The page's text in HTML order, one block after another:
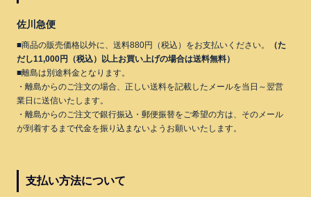
佐川急便
■商品の販売価格以外に、送料880円（税込）をお支払いください。
（た
だし11,000円（税込）以上お買い上げの場合は送料無料）
■離島は別途料金となります。
・離島からのご注文の場合、正しい送料を記載したメールを当日～翌営
業日に送信いたします。
・離島からのご注文で銀行振込・郵便振替をご希望の方は、そのメール
が到着するまで代金を振り込まないようお願いいたします。
支払い方法について